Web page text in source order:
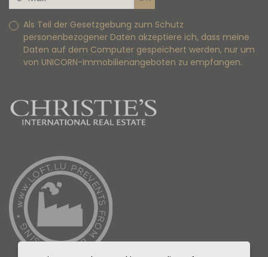
Als Teil der Gesetzgebung zum Schutz
personenbezogener Daten akzeptiere ich, dass meine
Daten auf dem Computer gespeichert werden, nur um
von UNICORN-Immobilienangeboten zu empfangen.